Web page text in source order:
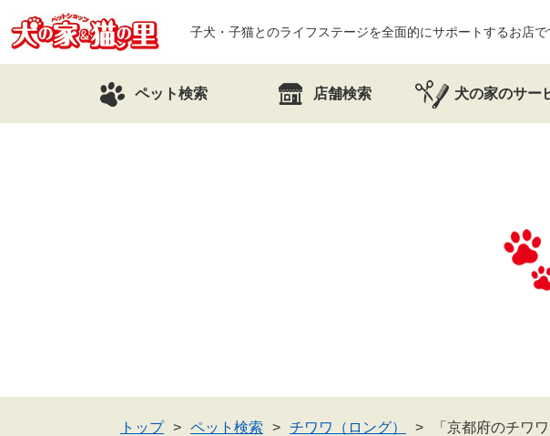
子犬・子猫とのライフステージを全面的にサポートするお店で
ペット検索 店舗検索 犬の家のサー
トップ ペット検索 チワワ（ロング） 「京都府のチワ